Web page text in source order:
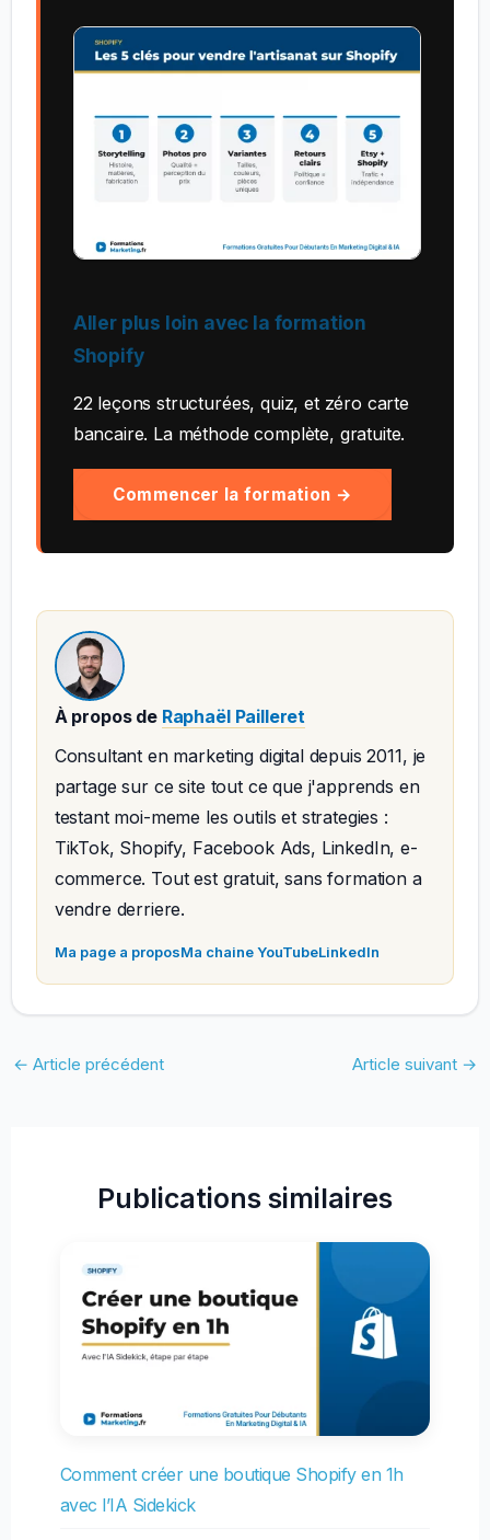
Aller plus loin avec la formation
Shopify
22 leçons structurées, quiz, et zéro carte
bancaire. La méthode complète, gratuite.
Commencer la formation →
À propos de Raphaël Pailleret
Consultant en marketing digital depuis 2011, je
partage sur ce site tout ce que j'apprends en
testant moi-meme les outils et strategies :
TikTok, Shopify, Facebook Ads, LinkedIn, e-
commerce. Tout est gratuit, sans formation a
vendre derriere.
Ma page a proposMa chaine YouTubeLinkedIn
← Article précédent Article suivant →
Publications similaires
Comment créer une boutique Shopify en 1h
avec l’IA Sidekick